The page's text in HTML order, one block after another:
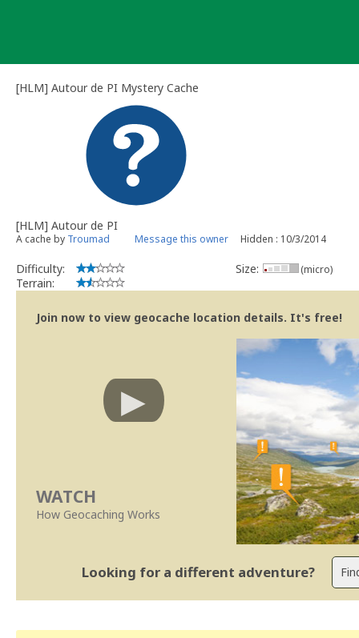
[HLM] Autour de PI Mystery Cache
[HLM] Autour de PI
A cache by Troumad Message this owner Hidden : 10/3/2014
Difficulty:
Terrain:
Size: (micro)
Join now to view geocache location details. It's free!
WATCH
How Geocaching Works
Looking for a different adventure?